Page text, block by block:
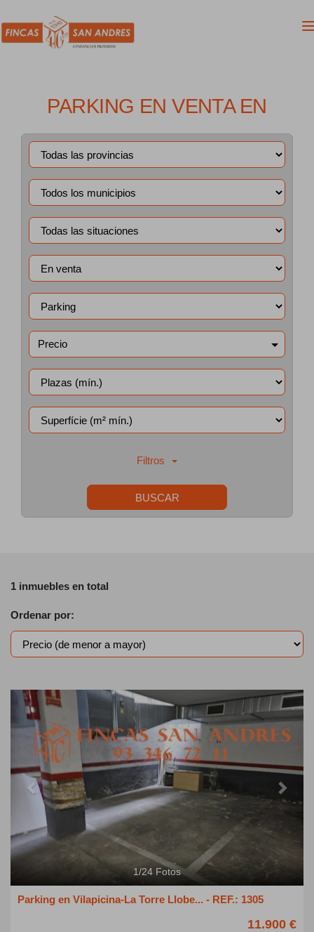
PARKING EN VENTA EN
Precio
Filtros
BUSCAR
1 inmuebles en total
Ordenar por:
Previous Next
1/24 Fotos
Parking en Vilapicina-La Torre Llobe... - REF.: 1305
11.900 €